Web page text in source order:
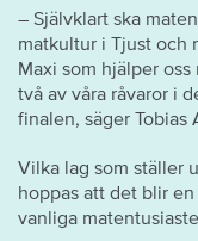
– Självklart ska
matkultur i Tjust och
Maxi som hjälper
två av våra råvaror i
finalen, säger Tobias
Vilka lag som ställer
hoppas att det blir
vanliga